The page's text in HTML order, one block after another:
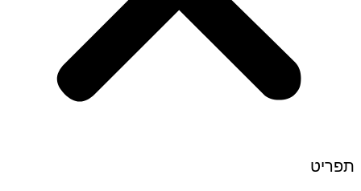
תפריט